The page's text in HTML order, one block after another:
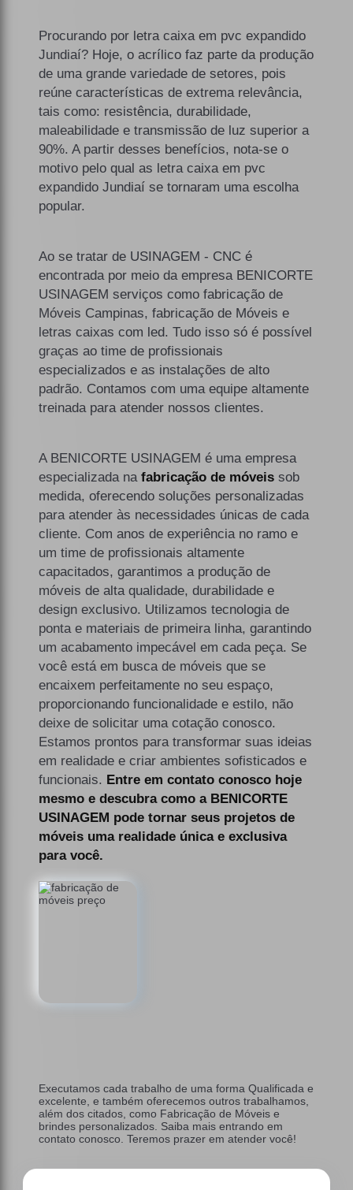
Procurando por letra caixa em pvc expandido
Jundiaí? Hoje, o acrílico faz parte da produção
de uma grande variedade de setores, pois
reúne características de extrema relevância,
tais como: resistência, durabilidade,
maleabilidade e transmissão de luz superior a
90%. A partir desses benefícios, nota-se o
motivo pelo qual as letra caixa em pvc
expandido Jundiaí se tornaram uma escolha
popular.
Ao se tratar de USINAGEM - CNC é
encontrada por meio da empresa BENICORTE
USINAGEM serviços como fabricação de
Móveis Campinas, fabricação de Móveis e
letras caixas com led. Tudo isso só é possível
graças ao time de profissionais
especializados e as instalações de alto
padrão. Contamos com uma equipe altamente
treinada para atender nossos clientes.
A BENICORTE USINAGEM é uma empresa
especializada nafabricação de móveis sob
medida, oferecendo soluções personalizadas
para atender às necessidades únicas de cada
cliente. Com anos de experiência no ramo e
um time de profissionais altamente
capacitados, garantimos a produção de
móveis de alta qualidade, durabilidade e
design exclusivo. Utilizamos tecnologia de
ponta e materiais de primeira linha, garantindo
um acabamento impecável em cada peça. Se
você está em busca de móveis que se
encaixem perfeitamente no seu espaço,
proporcionando funcionalidade e estilo, não
deixe de solicitar uma cotação conosco.
Estamos prontos para transformar suas ideias
em realidade e criar ambientes sofisticados e
funcionais. Entre em contato conosco hoje
mesmo e descubra como a BENICORTE
USINAGEM pode tornar seus projetos de
móveis uma realidade única e exclusiva
para você.
Executamos cada trabalho de uma forma Qualificada e
excelente, e também oferecemos outros trabalhamos,
além dos citados, como Fabricação de Móveis e
brindes personalizados. Saiba mais entrando em
contato conosco. Teremos prazer em atender você!